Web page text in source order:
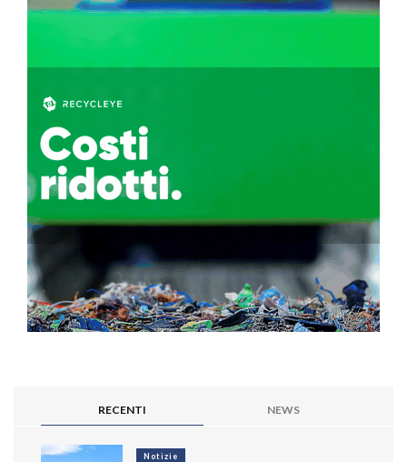
RECENTI NEWS
Notizie